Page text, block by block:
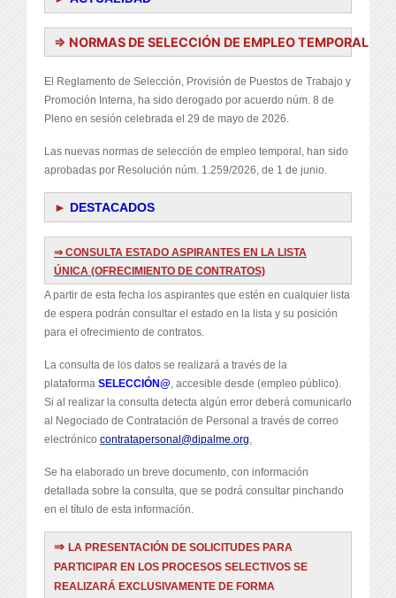
⇒ NORMAS DE SELECCIÓN DE EMPLEO TEMPORAL
El Reglamento de Selección, Provisión de Puestos de Trabajo y
Promoción Interna, ha sido derogado por acuerdo núm. 8 de
Pleno en sesión celebrada el 29 de mayo de 2026.
Las nuevas normas de selección de empleo temporal, han sido
aprobadas por Resolución núm. 1.259/2026, de 1 de junio.
► DESTACADOS
⇒ CONSULTA ESTADO ASPIRANTES EN LA LISTA
ÚNICA (OFRECIMIENTO DE CONTRATOS)
A partir de esta fecha los aspirantes que estén en cualquier lista
de espera podrán consultar el estado en la lista y su posición
para el ofrecimiento de contratos.
La consulta de los datos se realizará a través de la
plataforma SELECCIÓN@ , accesible desde (empleo público).
Si al realizar la consulta detecta algún error deberá comunicarlo
al Negociado de Contratación de Personal a través de correo
electrónico contratapersonal@dipalme. org
Se ha elaborado un breve documento, con información
detallada sobre la consulta, que se podrá consultar pinchando
en el título de esta información.
⇒ LA PRESENTACIÓN DE SOLICITUDES PARA
PARTICIPAR EN LOS PROCESOS SELECTIVOS SE
REALIZARÁ EXCLUSIVAMENTE DE FORMA